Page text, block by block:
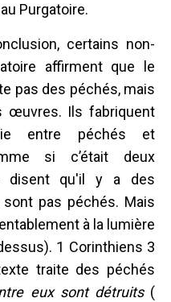
Purgatoire.
certains non-
affirment que le
pas des péchés, mais
œuvres. Ils fabriquent
entre péchés et
si c’était deux
disent qu'il y a des
pas péchés. Mais
à la lumière
1 Corinthiens 3
traite des péchés
eux sont détruits(